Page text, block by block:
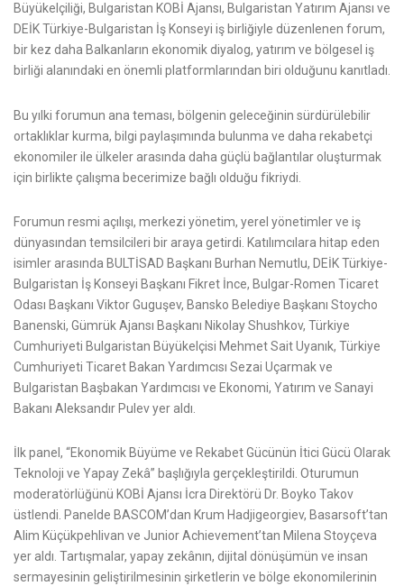
Büyükelçiliği, Bulgaristan KOBİ Ajansı, Bulgaristan Yatırım Ajansı ve
DEİK Türkiye-Bulgaristan İş Konseyi iş birliğiyle düzenlenen forum,
bir kez daha Balkanların ekonomik diyalog, yatırım ve bölgesel iş
birliği alanındaki en önemli platformlarından biri olduğunu kanıtladı.
Bu yılki forumun ana teması, bölgenin geleceğinin sürdürülebilir
ortaklıklar kurma, bilgi paylaşımında bulunma ve daha rekabetçi
ekonomiler ile ülkeler arasında daha güçlü bağlantılar oluşturmak
için birlikte çalışma becerimize bağlı olduğu fikriydi.
Forumun resmi açılışı, merkezi yönetim, yerel yönetimler ve iş
dünyasından temsilcileri bir araya getirdi. Katılımcılara hitap eden
isimler arasında BULTİSAD Başkanı Burhan Nemutlu, DEİK Türkiye-
Bulgaristan İş Konseyi Başkanı Fikret İnce, Bulgar-Romen Ticaret
Odası Başkanı Viktor Guguşev, Bansko Belediye Başkanı Stoycho
Banenski, Gümrük Ajansı Başkanı Nikolay Shushkov, Türkiye
Cumhuriyeti Bulgaristan Büyükelçisi Mehmet Sait Uyanık, Türkiye
Cumhuriyeti Ticaret Bakan Yardımcısı Sezai Uçarmak ve
Bulgaristan Başbakan Yardımcısı ve Ekonomi, Yatırım ve Sanayi
Bakanı Aleksandır Pulev yer aldı.
İlk panel, “Ekonomik Büyüme ve Rekabet Gücünün İtici Gücü Olarak
Teknoloji ve Yapay Zekâ” başlığıyla gerçekleştirildi. Oturumun
moderatörlüğünü KOBİ Ajansı İcra Direktörü Dr. Boyko Takov
üstlendi. Panelde BASCOM’dan Krum Hadjigeorgiev, Basarsoft’tan
Alim Küçükpehlivan ve Junior Achievement’tan Milena Stoyçeva
yer aldı. Tartışmalar, yapay zekânın, dijital dönüşümün ve insan
sermayesinin geliştirilmesinin şirketlerin ve bölge ekonomilerinin